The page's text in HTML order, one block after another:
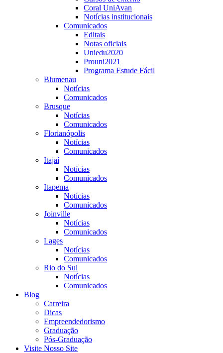
Coral UniAvan
Notícias institucionais
Comunicados
Editais
Notas oficiais
Uniedu2020
Prouni2021
Programa Estude Fácil
Blumenau
Notícias
Comunicados
Brusque
Notícias
Comunicados
Florianópolis
Notícias
Comunicados
Itajaí
Notícias
Comunicados
Itapema
Notícias
Comunicados
Joinville
Notícias
Comunicados
Lages
Notícias
Comunicados
Rio do Sul
Notícias
Comunicados
Blog
Carreira
Dicas
Empreendedorismo
Graduação
Pós-Graduação
Visite Nosso Site